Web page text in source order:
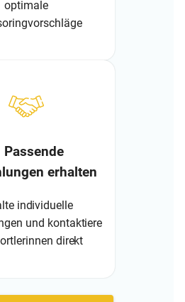
optimale
Passende
erhalten
individuelle
und kontaktiere
direkt